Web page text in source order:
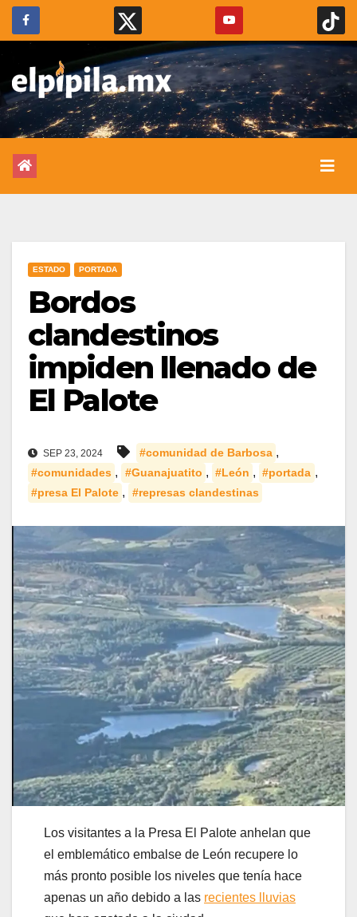
ESTADO PORTADA
Bordos
clandestinos
impiden llenado de
El Palote
SEP 23, 2024 #comunidad de Barbosa ,
#comunidades , #Guanajuatito , #León , #portada ,
#presa El Palote , #represas clandestinas
Los visitantes a la Presa El Palote anhelan que
el emblemático embalse de León recupere lo
más pronto posible los niveles que tenía hace
apenas un año debido a las recientes lluvias